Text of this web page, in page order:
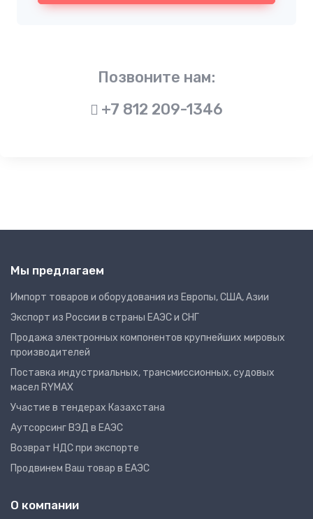
Позвоните нам:
+7 812 209-1346
Мы предлагаем
Импорт товаров и оборудования из Европы, США, Азии
Экспорт из России в страны ЕАЭС и СНГ
Продажа электронных компонентов крупнейших мировых
производителей
Поставка индустриальных, трансмиссионных, судовых
масел RYMAX
Участие в тендерах Казахстана
Аутсорсинг ВЭД в ЕАЭС
Возврат НДС при экспорте
Продвинем Ваш товар в ЕАЭС
О компании